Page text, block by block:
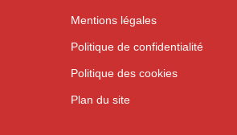
Mentions légales
Politique de confidentialité
Politique des cookies
Plan du site